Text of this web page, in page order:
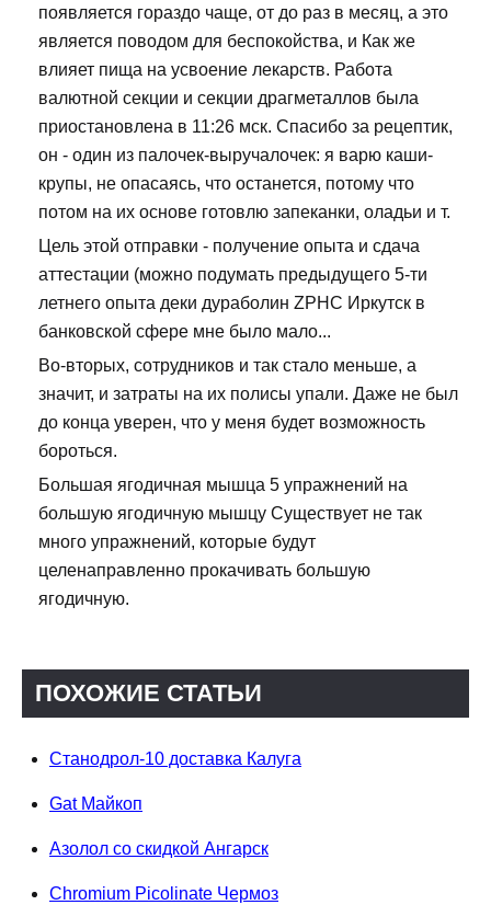
появляется гораздо чаще, от до раз в месяц, а это
является поводом для беспокойства, и Как же
влияет пища на усвоение лекарств. Работа
валютной секции и секции драгметаллов была
приостановлена в 11:26 мск. Спасибо за рецептик,
он - один из палочек-выручалочек: я варю каши-
крупы, не опасаясь, что останется, потому что
потом на их основе готовлю запеканки, оладьи и т.
Цель этой отправки - получение опыта и сдача
аттестации (можно подумать предыдущего 5-ти
летнего опыта деки дураболин ZPHC Иркутск в
банковской сфере мне было мало...
Во-вторых, сотрудников и так стало меньше, а
значит, и затраты на их полисы упали. Даже не был
до конца уверен, что у меня будет возможность
бороться.
Большая ягодичная мышца 5 упражнений на
большую ягодичную мышцу Существует не так
много упражнений, которые будут
целенаправленно прокачивать большую
ягодичную.
ПОХОЖИЕ СТАТЬИ
Станодрол-10 доставка Калуга
Gat Майкоп
Азолол со скидкой Ангарск
Chromium Picolinate Чермоз